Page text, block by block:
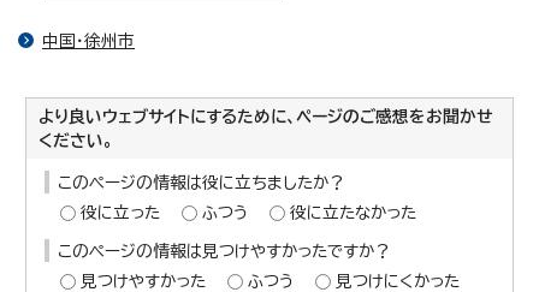
中国・徐州市
より良いウェブサイトにするために、ページのご感想をお聞かせ
ください。
このページの情報は役に立ちましたか？
役に立った
ふつう 役に立たなかった
このページの情報は見つけやすかったですか？
見つけやすかった
ふつう 見つけにくかった